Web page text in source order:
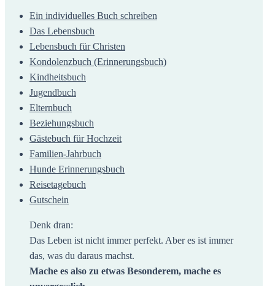
Ein individuelles Buch schreiben
Das Lebensbuch
Lebensbuch für Christen
Kondolenzbuch (Erinnerungsbuch)
Kindheitsbuch
Jugendbuch
Elternbuch
Beziehungsbuch
Gästebuch für Hochzeit
Familien-Jahrbuch
Hunde Erinnerungsbuch
Reisetagebuch
Gutschein
Denk dran:
Das Leben ist nicht immer perfekt. Aber es ist immer
das, was du daraus machst.
Mache es also zu etwas Besonderem, mache es